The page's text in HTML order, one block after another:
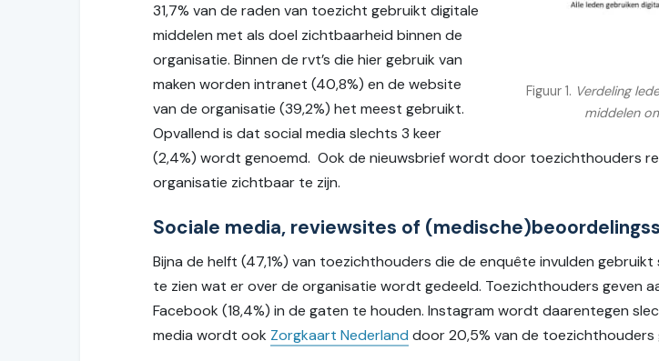
Figuur 1. Verdeling
middelen
31,7% van de raden van toezicht gebruikt digitale
middelen met als doel zichtbaarheid binnen de
organisatie. Binnen de rvt’s die hier gebruik van
maken worden intranet (40,8%) en de website
van de organisatie (39,2%) het meest gebruikt.
Opvallend is dat social media slechts 3 keer
(2,4%) wordt genoemd. Ook de nieuwsbrief wordt door toezichthouders
organisatie zichtbaar te zijn.
Sociale media, reviewsites of
Bijna de helft (47,1%) van toezichthouders die de enquête invulden
te zien wat er over de organisatie wordt gedeeld. Toezichthouders geven
Facebook (18,4%) in de gaten te houden. Instagram wordt daarentegen
media wordt ook Zorgkaart Nederland door 20,5% van de toezichthouders